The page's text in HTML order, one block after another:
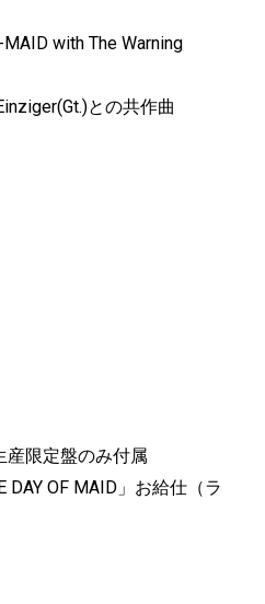
with The Warning
との共作曲
限定盤のみ付属
OF MAID」お給仕（ラ